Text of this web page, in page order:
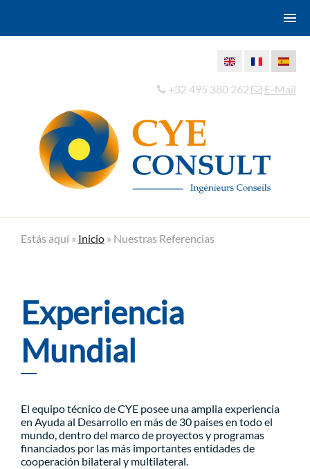
+32 495 380 262 E-Mail
Estás aquí » Inicio » Nuestras Referencias
Experiencia
Mundial
El equipo técnico de CYE posee una amplia experiencia
en Ayuda al Desarrollo en más de 30 países en todo el
mundo, dentro del marco de proyectos y programas
financiados por las más importantes entidades de
cooperación bilateral y multilateral.